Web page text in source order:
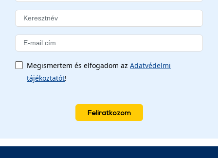
Megismertem és elfogadom az Adatvédelmi
tájékoztatót!
Feliratkozom